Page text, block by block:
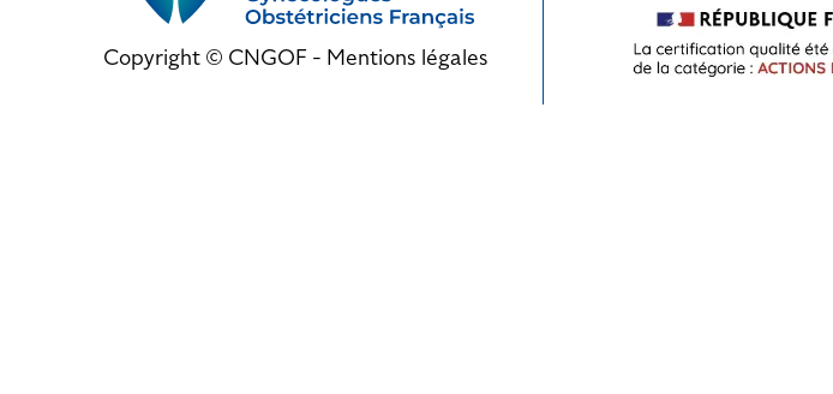
Copyright © CNGOF - Mentions légales